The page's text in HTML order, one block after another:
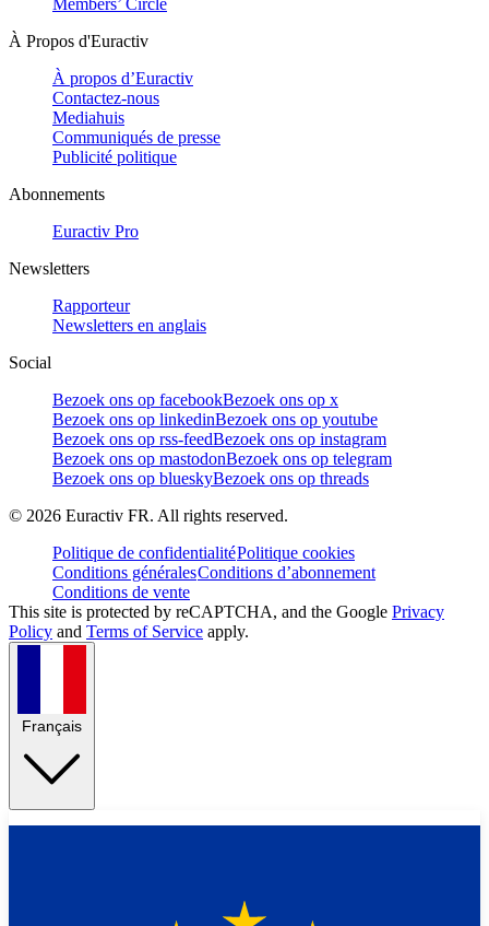
Members’ Circle
À Propos d'Euractiv
À propos d’Euractiv
Contactez-nous
Mediahuis
Communiqués de presse
Publicité politique
Abonnements
Euractiv Pro
Newsletters
Rapporteur
Newsletters en anglais
Social
Bezoek ons op facebookBezoek ons op x
Bezoek ons op linkedinBezoek ons op youtube
Bezoek ons op rss-feedBezoek ons op instagram
Bezoek ons op mastodonBezoek ons op telegram
Bezoek ons op blueskyBezoek ons op threads
© 2026 Euractiv FR. All rights reserved.
Politique de confidentialitéPolitique cookies
Conditions généralesConditions d’abonnement
Conditions de vente
This site is protected by reCAPTCHA, and the Google Privacy
Policy and Terms of Service apply.
Français